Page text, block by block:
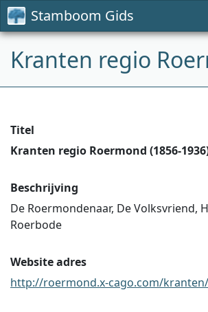
Stamboom Gids
Kranten regio
Titel
Kranten regio Roermond (1856-
Beschrijving
De Roermondenaar, De Volksvriend,
Roerbode
Website adres
http://roermond.x-cago.com/kranten/